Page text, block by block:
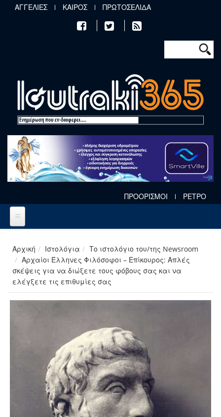
Παράκαμψη προς το κυρίως περιεχόμενο
ΑΓΓΕΛΙΕΣ ΚΑΙΡΟΣ ΠΡΩΤΟΣΕΛΙΔΑ
Φόρμα
Αναζήτηση
ΠΡΟΟΡΙΣΜΟΙ ΡΕΤΡΟ
Αρχική Ιστολόγια
Το ιστολόγιο του/της Newsroom
Αρχαίοι Έλληνες Φιλόσοφοι – Επίκουρος: Απλές
σκέψεις για να διώξετε τους φόβους σας και να
ελέγξετε τις επιθυμίες σας